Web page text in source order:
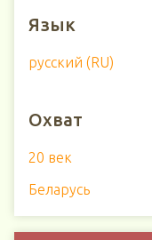
Язык
русский (RU)
Охват
20 век
Беларусь